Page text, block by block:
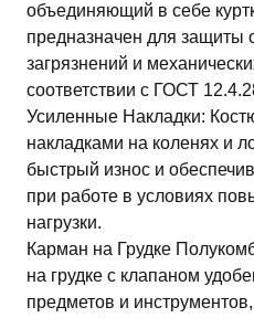
объединяющий в себе
предназначен для защиты
загрязнений и
соответствии с ГОСТ
Усиленные Накладки:
накладками на коленях и
быстрый износ и
при работе в условиях
нагрузки.
Карман на Грудке
на грудке с клапаном
предметов и